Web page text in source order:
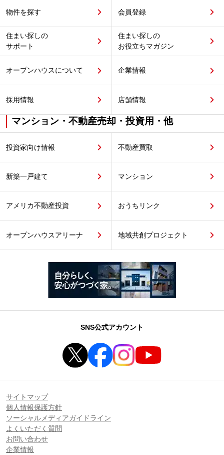
物件を探す 会員登録
住まい探しの
サポート
住まい探しの
お役立ちマガジン
オープンハウスについて 企業情報
採用情報 店舗情報
マンション・不動産売却・投資用・他
投資家向け情報 不動産買取
新築一戸建て マンション
アメリカ不動産投資 おうちリンク
オープンハウスアリーナ 地域共創プロジェクト
SNS公式アカウント
サイトマップ
個人情報保護方針
ソーシャルメディアガイドライン
よくいただく質問
お問い合わせ
企業情報